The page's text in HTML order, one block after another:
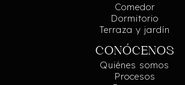
Comedor
Dormitorio
Terraza y jardín
CONÓCENOS
Quiénes somos
Procesos